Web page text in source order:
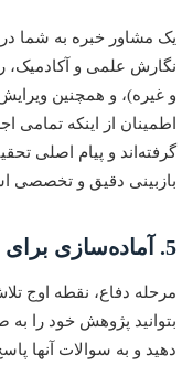
یک مشاور خبره به شما
و غیره)، و همچنین
اطمینان از اینکه تمامی
گرفته‌اند و پیام اصلی
بازبینی دقیق و تخصصی
5. آماده‌سازی برای دفاع: اوج یک تلاش
مرحله دفاع، نقطه اوج
بتوانید پژوهش خود را به
دهید و به سوالات آنها